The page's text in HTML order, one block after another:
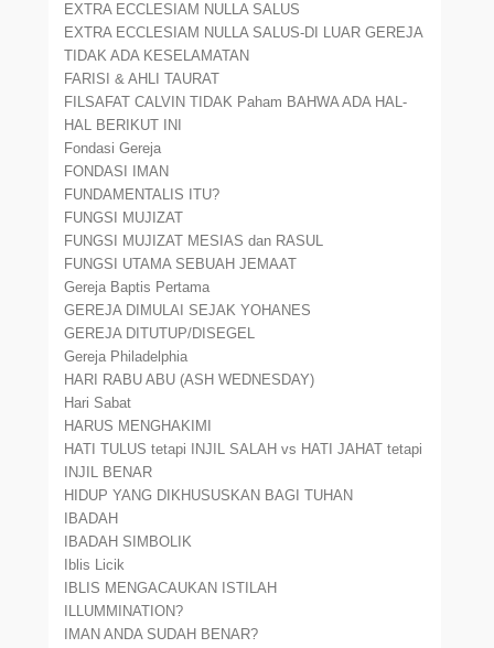
EXTRA ECCLESIAM NULLA SALUS
EXTRA ECCLESIAM NULLA SALUS-DI LUAR GEREJA
TIDAK ADA KESELAMATAN
FARISI & AHLI TAURAT
FILSAFAT CALVIN TIDAK Paham BAHWA ADA HAL-
HAL BERIKUT INI
Fondasi Gereja
FONDASI IMAN
FUNDAMENTALIS ITU?
FUNGSI MUJIZAT
FUNGSI MUJIZAT MESIAS dan RASUL
FUNGSI UTAMA SEBUAH JEMAAT
Gereja Baptis Pertama
GEREJA DIMULAI SEJAK YOHANES
GEREJA DITUTUP/DISEGEL
Gereja Philadelphia
HARI RABU ABU (ASH WEDNESDAY)
Hari Sabat
HARUS MENGHAKIMI
HATI TULUS tetapi INJIL SALAH vs HATI JAHAT tetapi
INJIL BENAR
HIDUP YANG DIKHUSUSKAN BAGI TUHAN
IBADAH
IBADAH SIMBOLIK
Iblis Licik
IBLIS MENGACAUKAN ISTILAH
ILLUMMINATION?
IMAN ANDA SUDAH BENAR?